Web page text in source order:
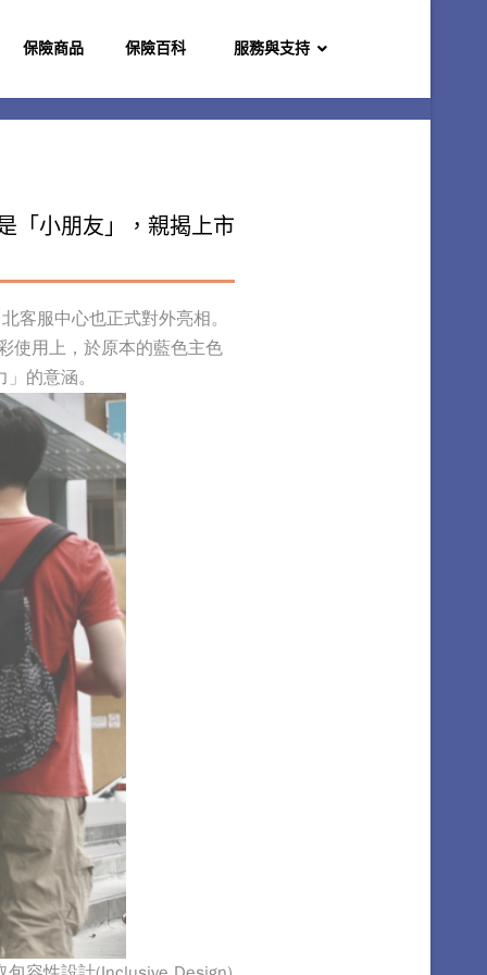
保險商品 保險百科 服務與支持
「小朋友」，親揭上市
客服中心也正式對外亮相。
使用上，於原本的藍色主色
的意涵。